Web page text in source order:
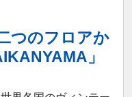
つのフロアか
」